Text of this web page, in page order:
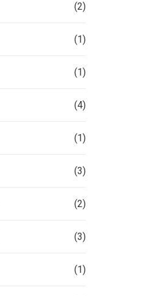
(2)
(1)
(1)
(4)
(1)
(3)
(2)
(3)
(1)